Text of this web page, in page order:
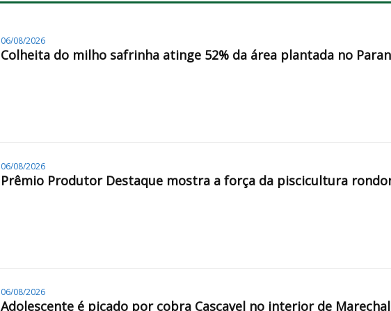
06/08/2026
Colheita do milho safrinha atinge 52% da área plantada no
06/08/2026
Prêmio Produtor Destaque mostra a força da piscicultura
06/08/2026
Adolescente é picado por cobra Cascavel no interior de Marechal